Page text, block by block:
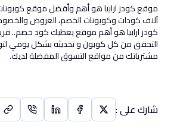
موقع كودز ارابيا هو أهم وأقضل موقع
آلاف كودات وكوبونات الخصم، العروض
كودز ارابيا هو أهم موقع يعطيك كود خصم..
التحقق من كل كوبون و تحديثه بشكل يومي
مشترياتك من مواقع التسوق المفضلة لديك.
شارك على: